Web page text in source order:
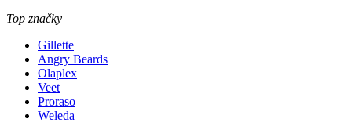
Top značky
Gillette
Angry Beards
Olaplex
Veet
Proraso
Weleda